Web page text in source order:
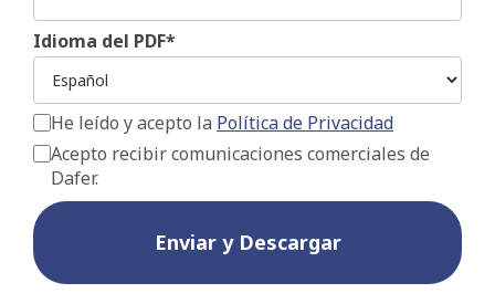
Idioma del PDF*
He leído y acepto la Política de Privacidad
Acepto recibir comunicaciones comerciales de
Dafer.
Enviar y Descargar